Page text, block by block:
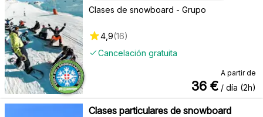
Clases de snowboard - Grupo
Cancelación gratuita
4,9(16)
A partir de
36 € / día (2h)
Clases particulares de snowboard